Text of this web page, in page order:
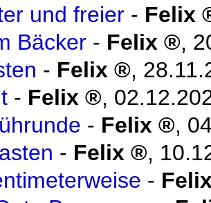
und freier - Felix
Bäcker - Felix ,
- Felix ,
- Felix ,
- Felix ,
- Felix ,
-